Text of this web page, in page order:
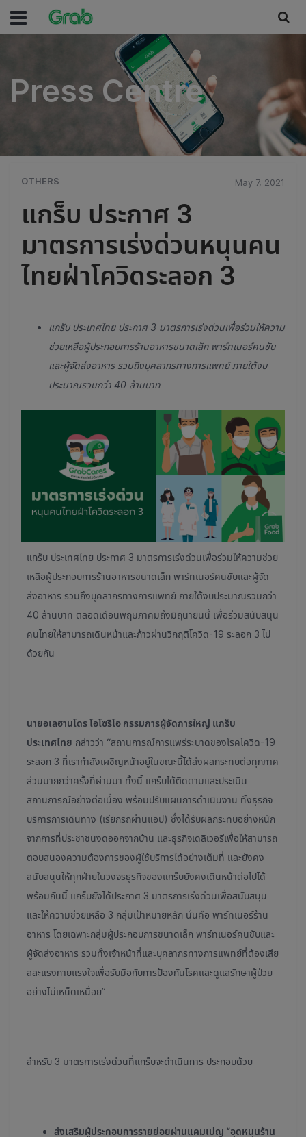
Press Centre
Press Centre
OTHERS May 7, 2021
แกร็บ ประกาศ 3
มาตรการเร่งด่วนหนุนคน
ไทยฝ่าโควิดระลอก 3
แกร็บ ประเทศไทย ประกาศ 3 มาตรการเร่งด่วนเพื่อร่วมให้ความ
ช่วยเหลือผู้ประกอบการร้านอาหารขนาดเล็ก พาร์ทเนอร์คนขับ
และผู้จัดส่งอาหาร รวมถึงบุคลากรทางการแพทย์ ภายใต้งบ
ประมาณรวมกว่า 40 ล้านบาท
แกร็บ ประเทศไทย ประกาศ 3 มาตรการเร่งด่วนเพื่อร่วมให้ความช่วย
เหลือผู้ประกอบการร้านอาหารขนาดเล็ก พาร์ทเนอร์คนขับและผู้จัด
ส่งอาหาร รวมถึงบุคลากรทางการแพทย์ ภายใต้งบประมาณรวมกว่า
40 ล้านบาท ตลอดเดือนพฤษภาคมถึงมิถุนายนนี้ เพื่อร่วมสนับสนุน
คนไทยให้สามารถเดินหน้าและก้าวผ่านวิกฤติโควิด-19 ระลอก 3 ไป
ด้วยกัน
นายอเลฮานโดร โอโซริโอ กรรมการผู้จัดการใหญ่ แกร็บ
ประเทศไทย กล่าวว่า “สถานการณ์การแพร่ระบาดของโรคโควิด-19
ระลอก 3 ที่เรากำลังเผชิญหน้าอยู่ในขณะนี้ได้ส่งผลกระทบต่อทุกภาค
ส่วนมากกว่าครั้งที่ผ่านมา ทั้งนี้ แกร็บได้ติดตามและประเมิน
สถานการณ์อย่างต่อเนื่อง พร้อมปรับแผนการดำเนินงาน ทั้งธุรกิจ
บริการการเดินทาง (เรียกรถผ่านแอป) ซึ่งได้รับผลกระทบอย่างหนัก
จากการที่ประชาชนงดออกจากบ้าน และธุรกิจเดลิเวอรีเพื่อให้สามารถ
ตอบสนองความต้องการของผู้ใช้บริการได้อย่างเต็มที่ และยังคง
สนับสนุนให้ทุกฝ่ายในวงจรธุรกิจของแกร็บยังคงเดินหน้าต่อไปได้
พร้อมกันนี้ แกร็บยังได้ประกาศ 3 มาตรการเร่งด่วนเพื่อสนับสนุน
และให้ความช่วยเหลือ 3 กลุ่มเป้าหมายหลัก นั่นคือ พาร์ทเนอร์ร้าน
อาหาร โดยเฉพาะกลุ่มผู้ประกอบการขนาดเล็ก พาร์ทเนอร์คนขับและ
ผู้จัดส่งอาหาร รวมทั้งเจ้าหน้าที่และบุคลากรทางการแพทย์ที่ต้องเสีย
สละแรงกายแรงใจเพื่อรับมือกับการป้องกันโรคและดูแลรักษาผู้ป่วย
อย่างไม่เหน็ดเหนื่อย”
สำหรับ 3 มาตรการเร่งด่วนที่แกร็บจะดำเนินการ ประกอบด้วย
ส่งเสริมผู้ประกอบการรายย่อยผ่านแคมเปญ “อุดหนุนร้าน